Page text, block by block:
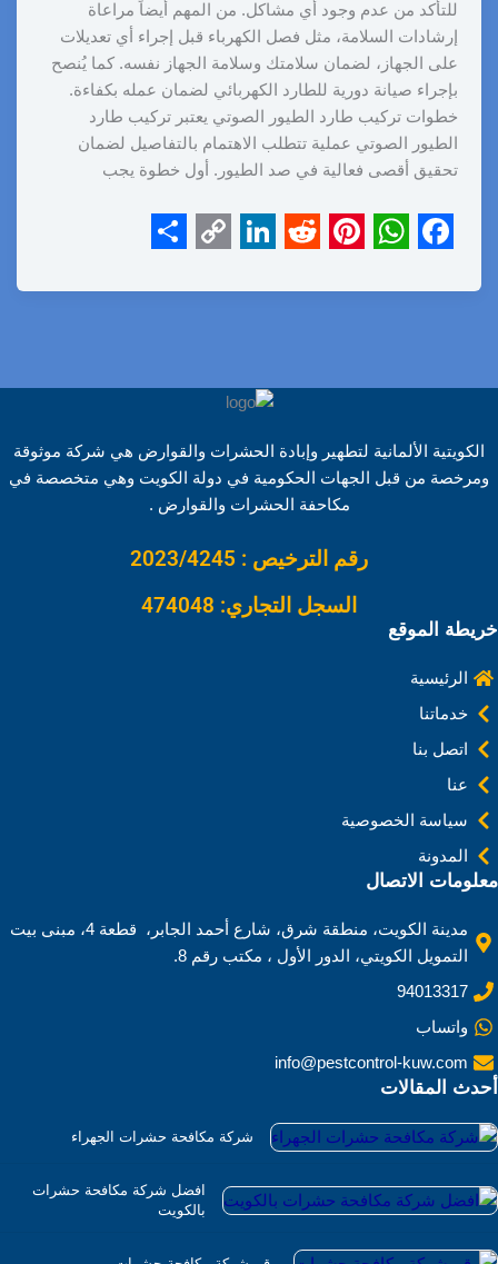
للتأكد من عدم وجود أي مشاكل. من المهم أيضاً مراعاة
إرشادات السلامة، مثل فصل الكهرباء قبل إجراء أي تعديلات
على الجهاز، لضمان سلامتك وسلامة الجهاز نفسه. كما يُنصح
بإجراء صيانة دورية للطارد الكهربائي لضمان عمله بكفاءة.
خطوات تركيب طارد الطيور الصوتي يعتبر تركيب طارد
الطيور الصوتي عملية تتطلب الاهتمام بالتفاصيل لضمان
تحقيق أقصى فعالية في صد الطيور. أول خطوة يجب
a
o
o
h
A
p
i
r
e
s
t
e
t
i
e
d
I
n
o
L
i
n
k
h
الكويتية الألمانية لتطهير وإبادة الحشرات والقوارض هي شركة موثوقة
ومرخصة من قبل الجهات الحكومية في دولة الكويت وهي متخصصة في
مكاحفة الحشرات والقوارض .
رقم الترخيص : 2023/4245
السجل التجاري: 474048
خريطة الموقع
الرئيسية
خدماتنا
اتصل بنا
عنا
سياسة الخصوصية
المدونة
معلومات الاتصال
مدينة الكويت، منطقة شرق، شارع أحمد الجابر، قطعة 4، مبنى بيت
التمويل الكويتي، الدور الأول ، مكتب رقم 8.
94013317
واتساب
info@pestcontrol-kuw.com
أحدث المقالات
شركة مكافحة حشرات الجهراء
افضل شركة مكافحة حشرات
بالكويت